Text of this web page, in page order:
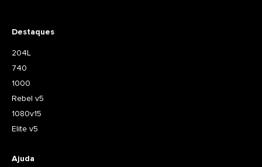
Destaques
204L
740
1000
Rebel v5
1080v15
Elite v5
Ajuda